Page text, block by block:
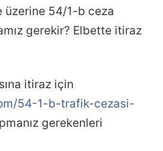
üzerine 54/1-b ceza
gerekir? Elbette itiraz
itiraz için
54-1-b-trafik-cezasi-
gerekenleri